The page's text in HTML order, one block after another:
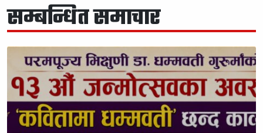
सम्बन्धित समाचार